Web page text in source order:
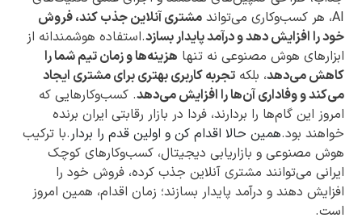
AI، هر کسب‌وکاری می‌تواند
مشتری آنلاین جذب کند، فروش
خود را افزایش دهد و درآمد پایدار بسازد.استفاده هوشمندانه از
ابزارهای هوش مصنوعی نه تنها هزینه‌ها و زمان تیم شما را
کاهش می‌دهد، بلکه تجربه کاربری بهتری برای مشتری ایجاد
می‌کند و وفاداری آن‌ها را افزایش می‌دهد. کسب‌وکارهایی که
امروز این گام‌ها را بردارند، فردا در بازار رقابتی ایران برنده
خواهند بود.همین حالا اقدام کن و اولین قدم را بردار.با ترکیب
هوش مصنوعی و بازاریابی دیجیتال، کسب‌وکارهای کوچک
ایرانی می‌توانند مشتری آنلاین جذب کرده، فروش خود را
افزایش دهند و درآمد پایدار بسازند؛ زمان اقدام، همین امروز
است.